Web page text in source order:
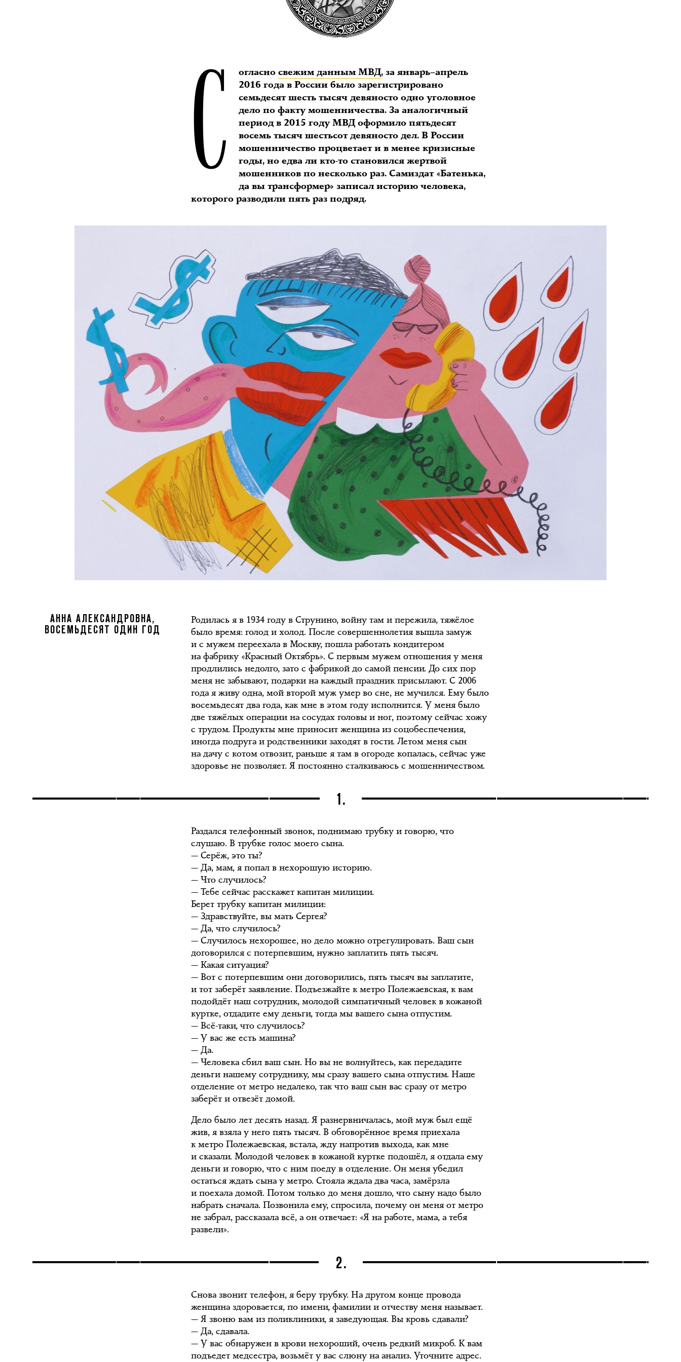
С огласносвежим данным МВД, за январь–апрель
2016 года в России было зарегистрировано
семьдесят шесть тысяч девяносто одно уголовное
дело по факту мошенничества. За аналогичный
период в 2015 году МВД оформило пятьдесят
восемь тысяч шестьсот девяносто дел. В России
мошенничество процветает и в менее кризисные
годы, но едва ли кто-то становился жертвой
мошенников по несколько раз. Самиздат «Батенька,
да вы трансформер» записал историю человека,
которого разводили пять раз подряд.
АННА АЛЕКСАНДРОВНА,
ВОСЕМЬДЕСЯТ ОДИН ГОД
Родилась я в 1934 году в Струнино, войну там и пережила, тяжёлое
было время: голод и холод. После совершеннолетия вышла замуж
и с мужем переехала в Москву, пошла работать кондитером
на фабрику «Красный Октябрь». С первым мужем отношения у меня
продлились недолго, зато с фабрикой до самой пенсии. До сих пор
меня не забывают, подарки на каждый праздник присылают. С 2006
года я живу одна, мой второй муж умер во сне, не мучился. Ему было
восемьдесят два года, как мне в этом году исполнится. У меня было
две тяжёлых операции на сосудах головы и ног, поэтому сейчас хожу
с трудом. Продукты мне приносит женщина из соцобеспечения,
иногда подруга и родственники заходят в гости. Летом меня сын
на дачу с котом отвозит, раньше я там в огороде копалась, сейчас уже
здоровье не позволяет. Я постоянно сталкиваюсь с мошенничеством.
1.
Раздался телефонный звонок, поднимаю трубку и говорю, что
слушаю. В трубке голос моего сына.
— Серёж, это ты?
— Да, мам, я попал в нехорошую историю.
— Что случилось?
— Тебе сейчас расскажет капитан милиции.
Берет трубку капитан милиции:
— Здравствуйте, вы мать Сергея?
— Да, что случилось?
— Случилось нехорошее, но дело можно отрегулировать. Ваш сын
договорился с потерпевшим, нужно заплатить пять тысяч.
— Какая ситуация?
— Вот с потерпевшим они договорились, пять тысяч вы заплатите,
и тот заберёт заявление. Подъезжайте к метро Полежаевская, к вам
подойдёт наш сотрудник, молодой симпатичный человек в кожаной
куртке, отдадите ему деньги, тогда мы вашего сына отпустим.
— Всё-таки, что случилось?
— У вас же есть машина?
— Да.
— Человека сбил ваш сын. Но вы не волнуйтесь, как передадите
деньги нашему сотруднику, мы сразу вашего сына отпустим. Наше
отделение от метро недалеко, так что ваш сын вас сразу от метро
заберёт и отвезёт домой.
Дело было лет десять назад. Я разнервничалась, мой муж был ещё
жив, я взяла у него пять тысяч. В обговорённое время приехала
к метро Полежаевская, встала, жду напротив выхода, как мне
и сказали. Молодой человек в кожаной куртке подошёл, я отдала ему
деньги и говорю, что с ним поеду в отделение. Он меня убедил
остаться ждать сына у метро. Стояла ждала два часа, замёрзла
и поехала домой. Потом только до меня дошло, что сыну надо было
набрать сначала. Позвонила ему, спросила, почему он меня от метро
не забрал, рассказала всё, а он отвечает: «Я на работе, мама, а тебя
развели».
2.
Снова звонит телефон, я беру трубку. На другом конце провода
женщина здоровается, по имени, фамилии и отчеству меня называет.
— Я звоню вам из поликлиники, я заведующая. Вы кровь сдавали?
— Да, сдавала.
— У вас обнаружен в крови нехороший, очень редкий микроб. К вам
подъедет медсестра, возьмёт у вас слюну на анализ. Уточните адрес.